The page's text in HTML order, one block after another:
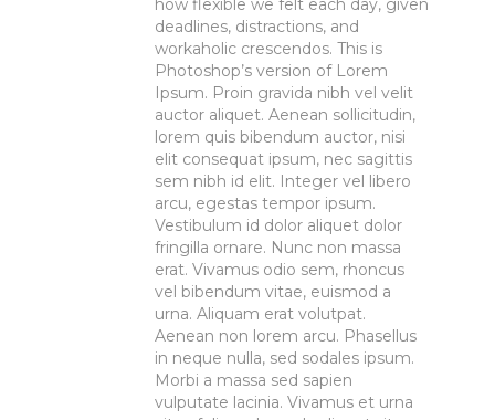
how flexible we felt each day, given
deadlines, distractions, and
workaholic crescendos. This is
Photoshop’s version of Lorem
Ipsum. Proin gravida nibh vel velit
auctor aliquet. Aenean sollicitudin,
lorem quis bibendum auctor, nisi
elit consequat ipsum, nec sagittis
sem nibh id elit. Integer vel libero
arcu, egestas tempor ipsum.
Vestibulum id dolor aliquet dolor
fringilla ornare. Nunc non massa
erat. Vivamus odio sem, rhoncus
vel bibendum vitae, euismod a
urna. Aliquam erat volutpat.
Aenean non lorem arcu. Phasellus
in neque nulla, sed sodales ipsum.
Morbi a massa sed sapien
vulputate lacinia. Vivamus et urna